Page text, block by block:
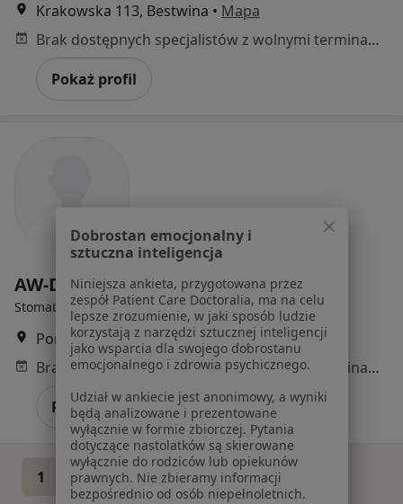
Krakowska 113, Bestwina • Mapa
Brak dostępnych specjalistów z wolnymi terminami w tym centrum medycznym.
Pokaż profil
AW-Dental
Stomatologia
Poniatowskiego 8, Pszczyna •Mapa
Brak dostępnych specjalistów z wolnymi terminami w tym centrum medycznym.
Pokaż profil
1 2
Dobrostan emocjonalny i
sztuczna inteligencja
Niniejsza ankieta, przygotowana przez
zespół Patient Care Doctoralia, ma na celu
lepsze zrozumienie, w jaki sposób ludzie
korzystają z narzędzi sztucznej inteligencji
jako wsparcia dla swojego dobrostanu
emocjonalnego i zdrowia psychicznego.
Udział w ankiecie jest anonimowy, a wyniki
będą analizowane i prezentowane
wyłącznie w formie zbiorczej. Pytania
dotyczące nastolatków są skierowane
wyłącznie do rodziców lub opiekunów
prawnych. Nie zbieramy informacji
bezpośrednio od osób niepełnoletnich.